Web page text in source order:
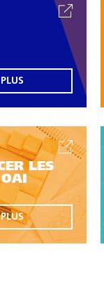
LES
OAI